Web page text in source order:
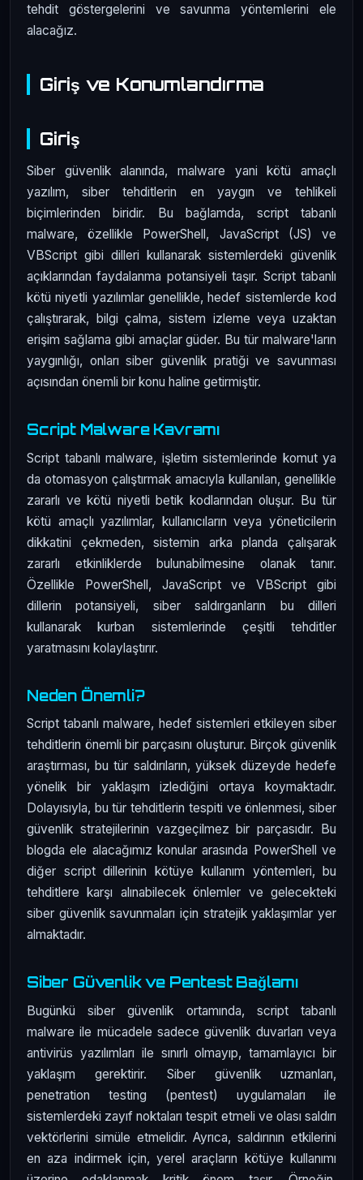
tehdit göstergelerini ve savunma yöntemlerini ele
alacağız.
Giriş ve Konumlandırma
Giriş
Siber güvenlik alanında, malware yani kötü amaçlı
yazılım, siber tehditlerin en yaygın ve tehlikeli
biçimlerinden biridir. Bu bağlamda, script tabanlı
malware, özellikle PowerShell, JavaScript (JS) ve
VBScript gibi dilleri kullanarak sistemlerdeki güvenlik
açıklarından faydalanma potansiyeli taşır. Script tabanlı
kötü niyetli yazılımlar genellikle, hedef sistemlerde kod
çalıştırarak, bilgi çalma, sistem izleme veya uzaktan
erişim sağlama gibi amaçlar güder. Bu tür malware'ların
yaygınlığı, onları siber güvenlik pratiği ve savunması
açısından önemli bir konu haline getirmiştir.
Script Malware Kavramı
Script tabanlı malware, işletim sistemlerinde komut ya
da otomasyon çalıştırmak amacıyla kullanılan, genellikle
zararlı ve kötü niyetli betik kodlarından oluşur. Bu tür
kötü amaçlı yazılımlar, kullanıcıların veya yöneticilerin
dikkatini çekmeden, sistemin arka planda çalışarak
zararlı etkinliklerde bulunabilmesine olanak tanır.
Özellikle PowerShell, JavaScript ve VBScript gibi
dillerin potansiyeli, siber saldırganların bu dilleri
kullanarak kurban sistemlerinde çeşitli tehditler
yaratmasını kolaylaştırır.
Neden Önemli?
Script tabanlı malware, hedef sistemleri etkileyen siber
tehditlerin önemli bir parçasını oluşturur. Birçok güvenlik
araştırması, bu tür saldırıların, yüksek düzeyde hedefe
yönelik bir yaklaşım izlediğini ortaya koymaktadır.
Dolayısıyla, bu tür tehditlerin tespiti ve önlenmesi, siber
güvenlik stratejilerinin vazgeçilmez bir parçasıdır. Bu
blogda ele alacağımız konular arasında PowerShell ve
diğer script dillerinin kötüye kullanım yöntemleri, bu
tehditlere karşı alınabilecek önlemler ve gelecekteki
siber güvenlik savunmaları için stratejik yaklaşımlar yer
almaktadır.
Siber Güvenlik ve Pentest Bağlamı
Bugünkü siber güvenlik ortamında, script tabanlı
malware ile mücadele sadece güvenlik duvarları veya
antivirüs yazılımları ile sınırlı olmayıp, tamamlayıcı bir
yaklaşım gerektirir. Siber güvenlik uzmanları,
penetration testing (pentest) uygulamaları ile
sistemlerdeki zayıf noktaları tespit etmeli ve olası saldırı
vektörlerini simüle etmelidir. Ayrıca, saldırının etkilerini
en aza indirmek için, yerel araçların kötüye kullanımı